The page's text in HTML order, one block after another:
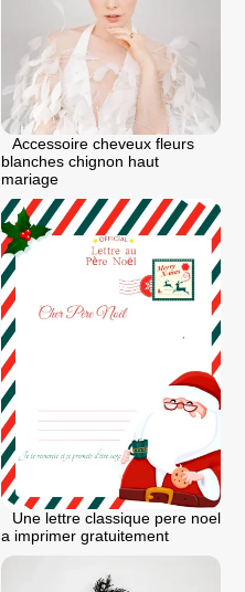
Accessoire cheveux fleurs
blanches chignon haut
mariage
Une lettre classique pere noel
a imprimer gratuitement